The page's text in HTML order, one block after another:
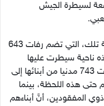
لسيطرة الجيش
وقريبا من موقع المقبرة الجماعية تلك، التي تضم رفات 643
ناحية سيطرت عليها
ميليشيات الحشد الشعبي واقتادت 743 مدنيا من أبنائها إلى
هذه اللحظة، بينما
المفقودين، أنَّ أبناءهم